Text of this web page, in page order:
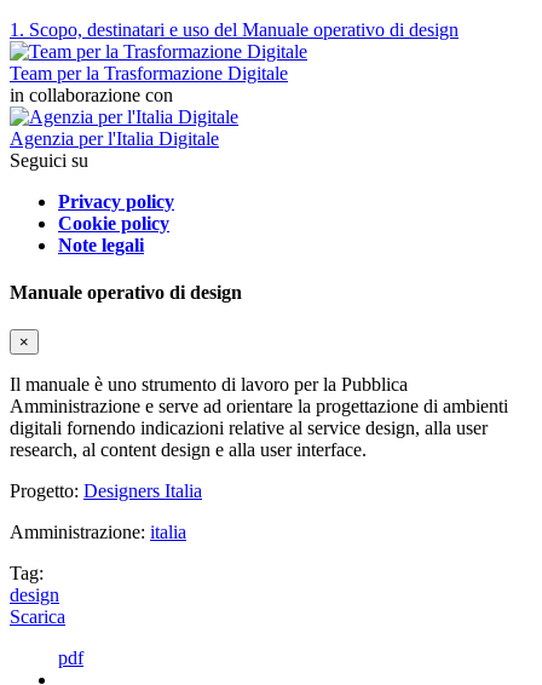
1. Scopo, destinatari e uso del Manuale operativo di design
Team per la Trasformazione Digitale
in collaborazione con
Agenzia per l'Italia Digitale
Seguici su
Privacy policy
Cookie policy
Note legali
Manuale operativo di design
×
Il manuale è uno strumento di lavoro per la Pubblica
Amministrazione e serve ad orientare la progettazione di ambienti
digitali fornendo indicazioni relative al service design, alla user
research, al content design e alla user interface.
Progetto: Designers Italia
Amministrazione: italia
Tag:
design
Scarica
pdf